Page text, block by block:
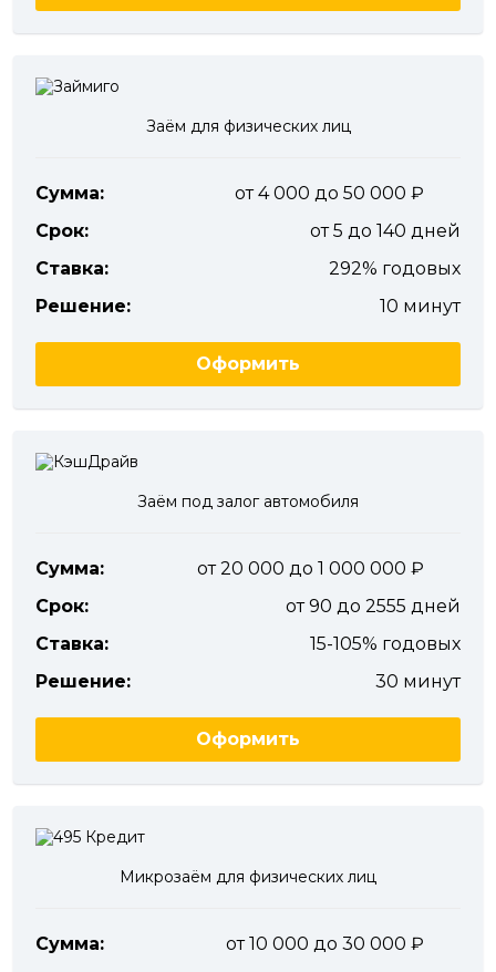
Заём для физических лиц
Сумма:
от 4 000 до 50 000
Срок:
от 5 до 140 дней
Ставка:
292% годовых
Решение:
10 минут
Оформить
Заём под залог автомобиля
Сумма:
от 20 000 до 1 000 000
Срок:
от 90 до 2555 дней
Ставка:
15-105% годовых
Решение:
30 минут
Оформить
Микрозаём для физических лиц
Сумма:
от 10 000 до 30 000